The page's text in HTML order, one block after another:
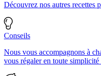
Découvrez nos autres recettes
Conseils
Nous vous accompagnons à
vous régaler en toute simplicité